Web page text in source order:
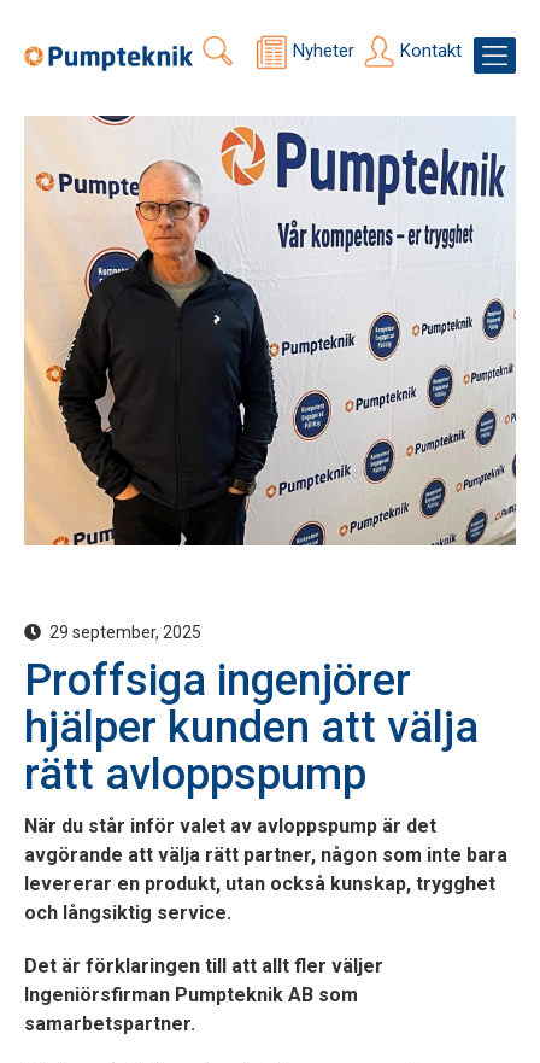
Nyheter Kontakt
29 september, 2025
Proffsiga ingenjörer
hjälper kunden att välja
rätt avloppspump
När du står inför valet av avloppspump är det
avgörande att välja rätt partner, någon som inte bara
levererar en produkt, utan också kunskap, trygghet
och långsiktig service.
Det är förklaringen till att allt fler väljer
Ingeniörsfirman Pumpteknik AB som
samarbetspartner.